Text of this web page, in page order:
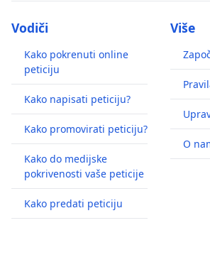
Vodiči
Kako pokrenuti online
peticiju
Kako napisati peticiju?
Kako promovirati peticiju?
Kako do medijske
pokrivenosti vaše peticije
Kako predati peticiju
Više
O